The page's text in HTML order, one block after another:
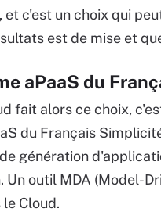
et c'est un choix qui
est de mise et
aPaaS du
fait alors ce choix,
du Français
génération
Un outil MDA (Model-
Cloud.